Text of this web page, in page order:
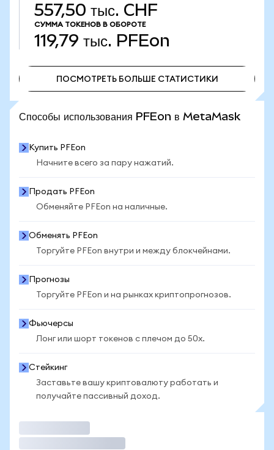
557,50 тыс. CHF
СУММА ТОКЕНОВ В ОБОРОТЕ
119,79 тыс. PFEon
ПОСМОТРЕТЬ БОЛЬШЕ СТАТИСТИКИ
Способы использования PFEon в MetaMask
Купить PFEon
Начните всего за пару нажатий.
Продать PFEon
Обменяйте PFEon на наличные.
Обменять PFEon
Торгуйте PFEon внутри и между блокчейнами.
Прогнозы
Торгуйте PFEon и на рынках криптопрогнозов.
Фьючерсы
Лонг или шорт токенов с плечом до 50x.
Стейкинг
Заставьте вашу криптовалюту работать и
получайте пассивный доход.